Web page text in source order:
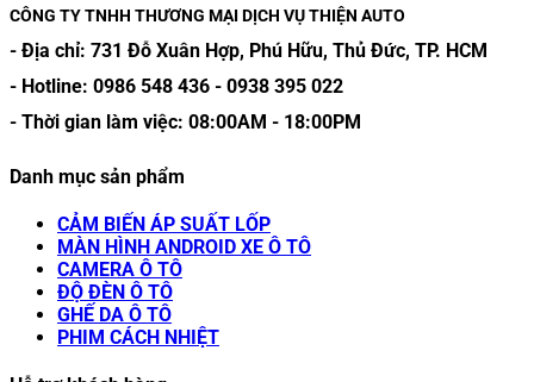
CÔNG TY TNHH THƯƠNG MẠI DỊCH VỤ THIỆN AUTO
- Địa chỉ: 731 Đỗ Xuân Hợp, Phú Hữu, Thủ Đức, TP. HCM
- Hotline: 0986 548 436 - 0938 395 022
- Thời gian làm việc: 08:00AM - 18:00PM
Danh mục sản phẩm
CẢM BIẾN ÁP SUẤT LỐP
MÀN HÌNH ANDROID XE Ô TÔ
CAMERA Ô TÔ
ĐỘ ĐÈN Ô TÔ
GHẾ DA Ô TÔ
PHIM CÁCH NHIỆT